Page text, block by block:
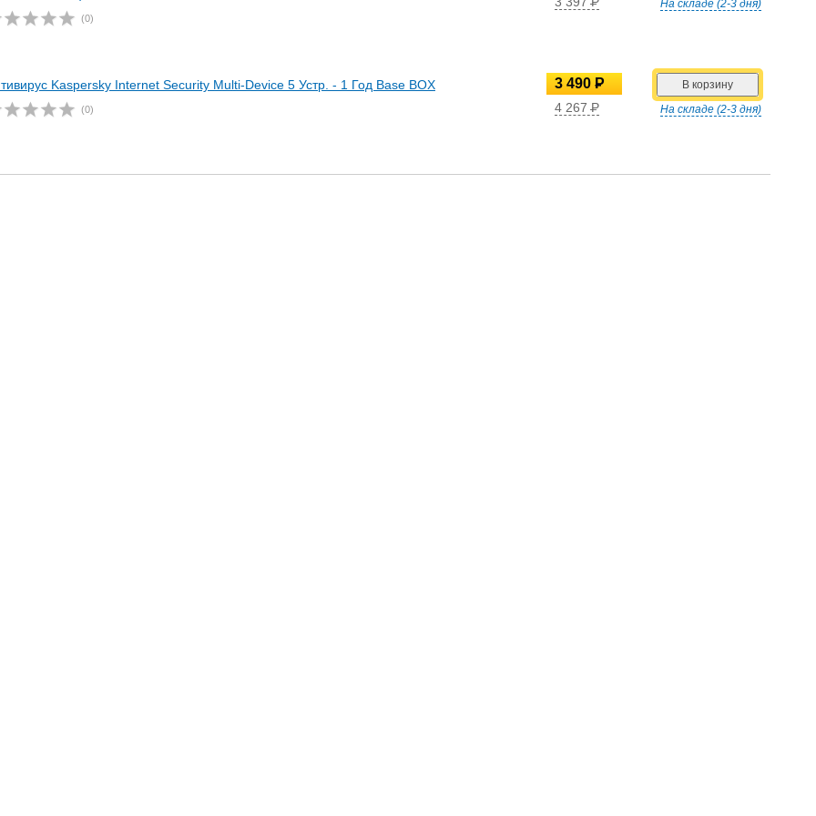
На складе (2-3 дня)
(0)
На складе (2-3 дня)
3 490 P
УБ.
4 267P
Kaspersky Internet Security Multi-Device 5 Устр. - 1 Год Base BOX
(0)